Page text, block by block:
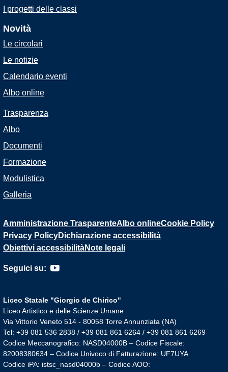
I progetti delle classi
Novità
Le circolari
Le notizie
Calendario eventi
Albo online
Trasparenza
Albo
Documenti
Formazione
Modulistica
Galleria
Amministrazione TrasparenteAlbo onlineCookie Policy
Privacy PolicyDichiarazione accessibilità
Obiettivi accessibilitàNote legali
Seguici su:
Liceo Statale "Giorgio de Chirico"
Liceo Artistico e delle Scienze Umane
Via Vittorio Veneto 514 - 80058 Torre Annunziata (NA)
Tel: +39 081 536 2838 / +39 081 861 6264 / +39 081 861 6269
Codice Meccanografico: NASD04000B – Codice Fiscale:
82008380634 – Codice Univoco di Fatturazione: UF7UYA
Codice iPA: istsc_nasd04000b – Codice AOO: